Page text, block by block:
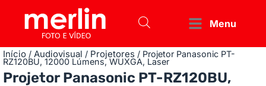
Menu
Início / Audiovisual / Projetores / Projetor Panasonic PT-
RZ120BU, 12000 Lúmens, WUXGA, Laser
Projetor Panasonic PT-RZ120BU,